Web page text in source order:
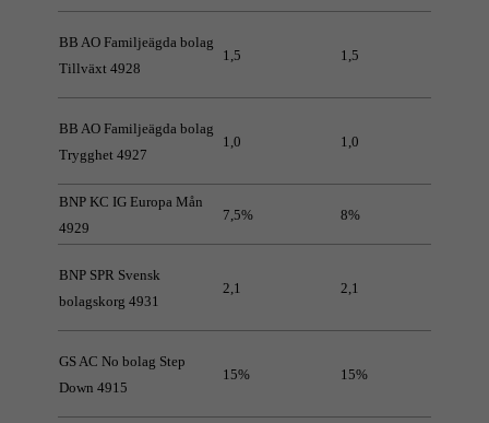
BB AO Familjeägda bolag
Tillväxt 4928
1,5 1,5
BB AO Familjeägda bolag
Trygghet 4927
1,0 1,0
BNP KC IG Europa Mån
4929
7,5% 8%
BNP SPR Svensk
bolagskorg 4931
2,1 2,1
GS AC No bolag Step
Down 4915
15% 15%